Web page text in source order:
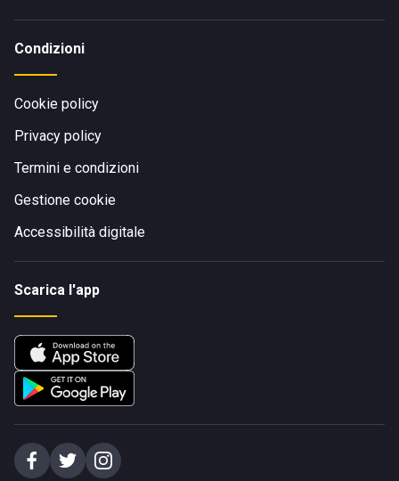
Condizioni
Cookie policy
Privacy policy
Termini e condizioni
Gestione cookie
Accessibilità digitale
Scarica l'app